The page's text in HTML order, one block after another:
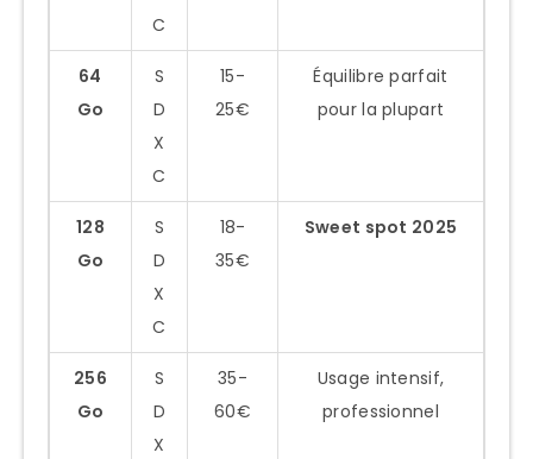
C
64
Go
S
D
X
C
15-
25€
Équilibre parfait
pour la plupart
128
Go
S
D
X
C
18-
35€
Sweet spot 2025
256
Go
S
D
X
35-
60€
Usage intensif,
professionnel